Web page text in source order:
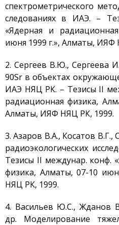
спектрометрического
следованиях в ИАЭ. –
«Ядерная и
июня 1999 г.», Алматы, ИЯФ
2. Сергеев В.Ю., Сергеева
90Sr в объектах
ИАЭ НЯЦ РК. – Тезисы II
радиационная физика,
Алматы, ИЯФ НЯЦ РК, 1999.
3. Азаров В.А., Косатов
радиоэкологических
Тезисы II междунар. конф.
физика, Алматы, 07-10
НЯЦ РК, 1999.
4. Васильев Ю.С., Жданов
др. Моделирование